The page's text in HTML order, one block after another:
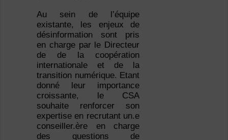
Au sein de l’équipe
existante, les enjeux de
désinformation sont pris
en charge par le Directeur
de de la coopération
internationale et de la
transition numérique. Etant
donné leur importance
croissante, le CSA
souhaite renforcer son
expertise en recrutant un.e
conseiller.ère en charge
des questions de